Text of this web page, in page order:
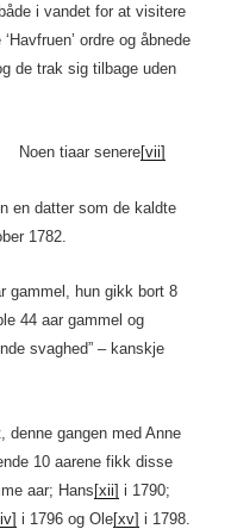
i vandet for at visitere
ordre og åbnede
de trak sig tilbage uden
senere[vii]
en datter som de kaldte
1782.
gammel, hun gikk bort 8
44 aar gammel og
svaghed” – kanskje
denne gangen med Anne
10 aarene fikk disse
aar; Hans[xii] i 1790;
i 1796 og Ole[xv] i 1798.